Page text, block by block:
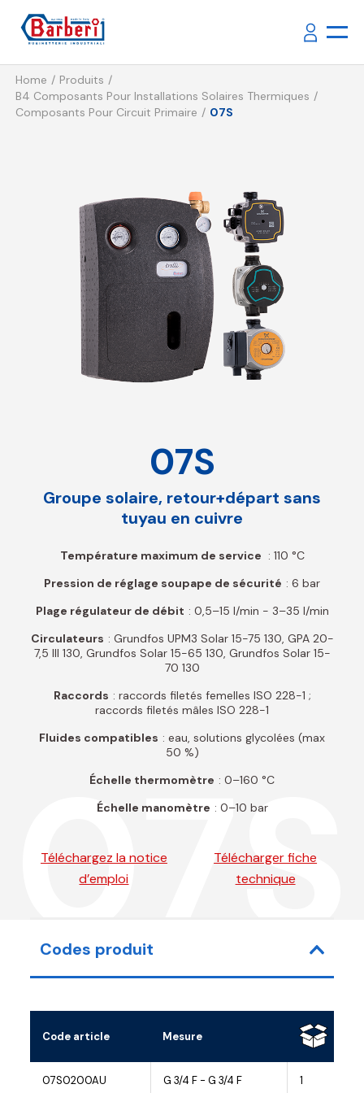
Home
Produits
B4 Composants Pour Installations Solaires Thermiques
Composants Pour Circuit Primaire
07S
07S
07S
Groupe solaire, retour+départ sans
tuyau en cuivre
Température maximum de service : 110 °C
Pression de réglage soupape de sécurité : 6 bar
Plage régulateur de débit : 0,5–15 l/min - 3–35 l/min
Circulateurs : Grundfos UPM3 Solar 15-75 130, GPA 20-
7,5 III 130, Grundfos Solar 15-65 130, Grundfos Solar 15-
70 130
Raccords : raccords filetés femelles ISO 228-1 ;
raccords filetés mâles ISO 228-1
Fluides compatibles : eau, solutions glycolées (max
50 %)
Échelle thermomètre : 0–160 °C
Échelle manomètre : 0–10 bar
Téléchargez la notice
d’emploi
Télécharger fiche
technique
Codes produit
Code article Mesure
07S0200AU G 3/4 F - G 3/4 F 1